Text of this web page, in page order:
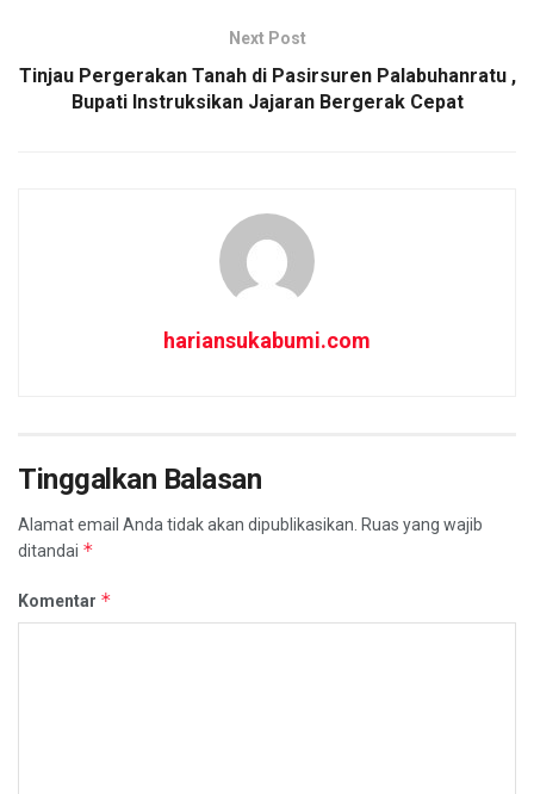
Next Post
Tinjau Pergerakan Tanah di Pasirsuren Palabuhanratu ,
Bupati Instruksikan Jajaran Bergerak Cepat
hariansukabumi.com
Tinggalkan Balasan
Alamat email Anda tidak akan dipublikasikan. Ruas yang wajib
ditandai *
Komentar *